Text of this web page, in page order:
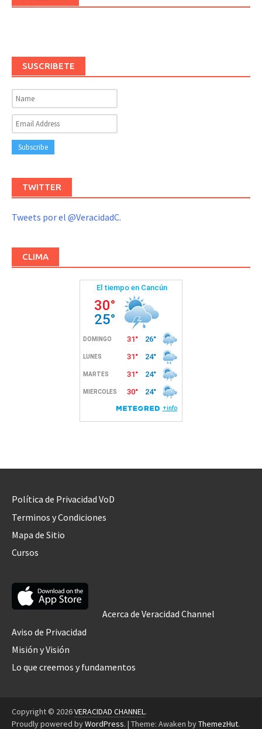
SUSCRIBETE
TWITTER
Tweets por el @VeracidadC.
CLIMA
Política de Privacidad VoD
Terminos y Condiciones
Mapa de Sitio
Cursos
Acerca de Veracidad Channel
Aviso de Privacidad
Misión y Visión
Lo que creemos y fundamentos
Copyright © 2026VERACIDAD CHANNEL.
Proudly powered byWordPress. | Theme: Awaken byThemezHut.